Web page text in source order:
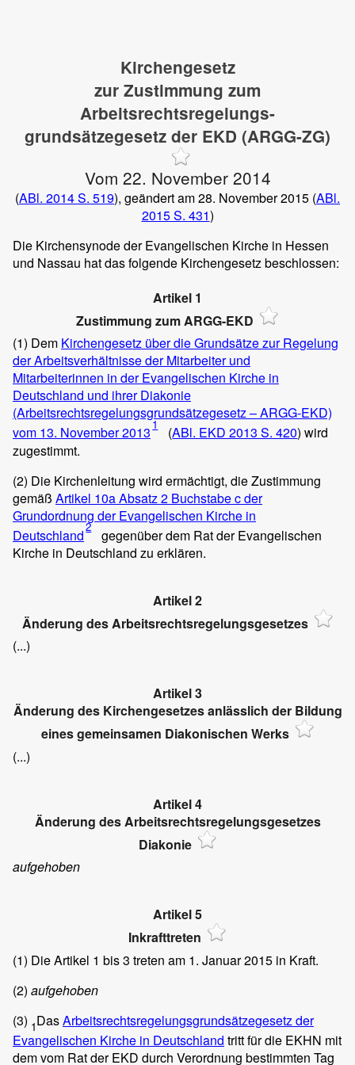
Kirchengesetz
zur Zustimmung zum
Arbeitsrechtsregelungs-
grundsätzegesetz der EKD (ARGG-ZG)
Vom 22. November 2014
(ABl. 2014 S. 519), geändert am 28. November 2015 (ABl.
2015 S. 431)
Die Kirchensynode der Evangelischen Kirche in Hessen
und Nassau hat das folgende Kirchengesetz beschlossen:
Artikel 1
Zustimmung zum ARGG-EKD
(1) Dem Kirchengesetz über die Grundsätze zur Regelung
der Arbeitsverhältnisse der Mitarbeiter und
Mitarbeiterinnen in der Evangelischen Kirche in
Deutschland und ihrer Diakonie
(Arbeitsrechtsregelungsgrundsätzegesetz – ARGG-EKD)
vom 13. November 20131 (ABl. EKD 2013 S. 420) wird
zugestimmt.
(2) Die Kirchenleitung wird ermächtigt, die Zustimmung
gemäß Artikel 10a Absatz 2 Buchstabe c der
Grundordnung der Evangelischen Kirche in
Deutschland2
gegenüber dem Rat der Evangelischen
Kirche in Deutschland zu erklären.
Artikel 2
Änderung des Arbeitsrechtsregelungsgesetzes
(...)
Artikel 3
Änderung des Kirchengesetzes anlässlich der Bildung
eines gemeinsamen Diakonischen Werks
(...)
Artikel 4
Änderung des Arbeitsrechtsregelungsgesetzes
Diakonie
aufgehoben
Artikel 5
Inkrafttreten
(1) Die Artikel 1 bis 3 treten am 1. Januar 2015 in Kraft.
(2) aufgehoben
(3) 1DasArbeitsrechtsregelungsgrundsätzegesetz der
Evangelischen Kirche in Deutschland tritt für die EKHN mit
dem vom Rat der EKD durch Verordnung bestimmten Tag